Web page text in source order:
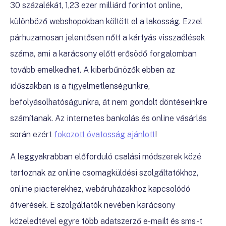
30 százalékát, 1,23 ezer milliárd forintot online,
különböző webshopokban költött el a lakosság. Ezzel
párhuzamosan jelentősen nőtt a kártyás visszaélések
száma, ami a karácsony előtt erősödő forgalomban
tovább emelkedhet. A kiberbűnözők ebben az
időszakban is a figyelmetlenségünkre,
befolyásolhatóságunkra, át nem gondolt döntéseinkre
számítanak. Az internetes bankolás és online vásárlás
során ezért fokozott óvatosság ajánlott!
A leggyakrabban előforduló csalási módszerek közé
tartoznak az online csomagküldési szolgáltatókhoz,
online piacterekhez, webáruházakhoz kapcsolódó
átverések. E szolgáltatók nevében karácsony
közeledtével egyre több adatszerző e-mailt és sms-t